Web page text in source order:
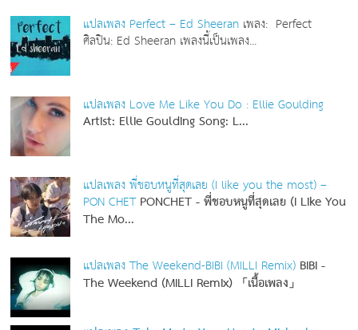
แปลเพลง Perfect – Ed Sheeran เพลง: Perfect
ศิลปิน: Ed Sheeran เพลงนี้เป็นเพลง...
แปลเพลง Love Me Like You Do : Ellie Goulding
Artist: Ellie GouldingSong: L...
แปลเพลง พี่ชอบหนูที่สุดเลย (I like you the most) –
PON CHET PONCHET - พี่ชอบหนูที่สุดเลย (I Like You
The Mo...
แปลเพลง The Weekend-BIBI (MILLI Remix) BIBI -
The Weekend (MILLI Remix) 「เนื้อเพลง」